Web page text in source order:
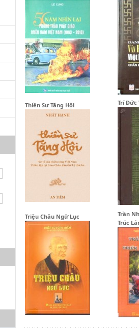
Thiền Sư Tăng Hội Trí Đức
Triệu Châu Ngữ Lục
Trần
Trúc